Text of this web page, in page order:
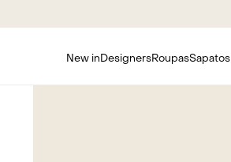
New in DesignersRoupasSapatos